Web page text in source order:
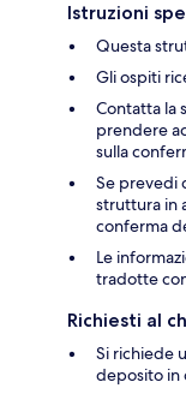
Istruzioni
Questa
Gli ospiti
Contatta la
prendere
sulla
Se prevedi
struttura in
conferma
Le
tradotte
Richiesti al
Si richiede
deposito in